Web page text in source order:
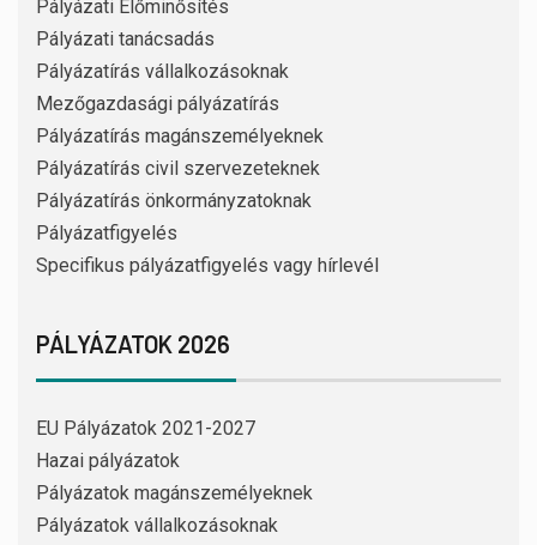
Pályázati Előminősítés
Pályázati tanácsadás
Pályázatírás vállalkozásoknak
Mezőgazdasági pályázatírás
Pályázatírás magánszemélyeknek
Pályázatírás civil szervezeteknek
Pályázatírás önkormányzatoknak
Pályázatfigyelés
Specifikus pályázatfigyelés vagy hírlevél
PÁLYÁZATOK 2026
EU Pályázatok 2021-2027
Hazai pályázatok
Pályázatok magánszemélyeknek
Pályázatok vállalkozásoknak